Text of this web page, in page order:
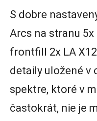
S dobre
Arcs na stranu 5x
frontfill 2x LA
detaily uložené v
spektre, ktoré v
častokrát, nie je